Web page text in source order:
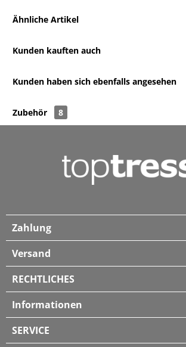
Ähnliche Artikel
Kunden kauften auch
Kunden haben sich ebenfalls angesehen
Zubehör 8
Zahlung
Versand
RECHTLICHES
Informationen
SERVICE